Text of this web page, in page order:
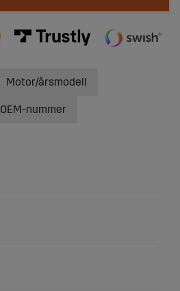
Motor/årsmodell
OEM-nummer